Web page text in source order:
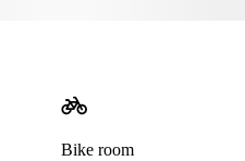
Bike room